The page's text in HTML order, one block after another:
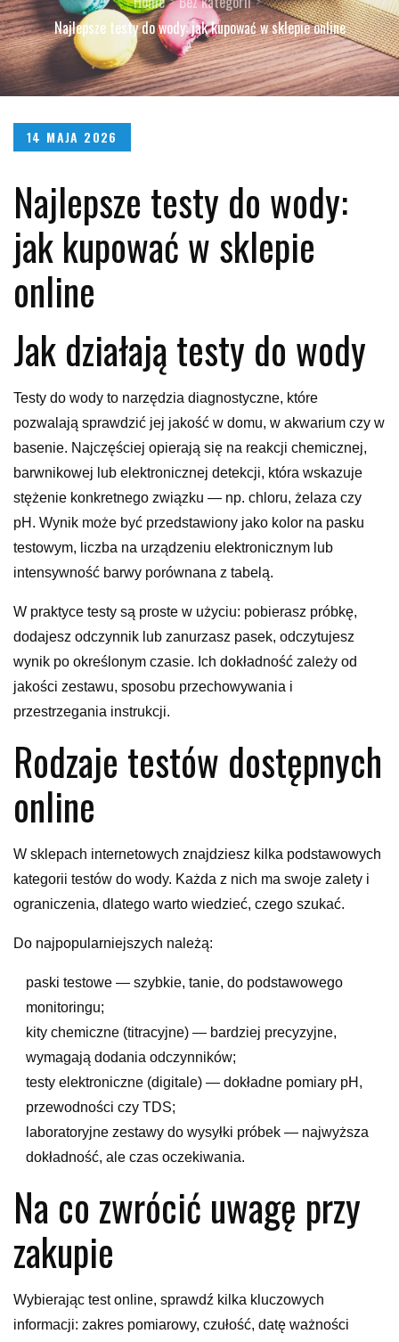
Najlepsze testy do wody: jak kupować w sklepie online
Posted
14 MAJA 2026
Najlepsze testy do wody:
jak kupować w sklepie
online
Jak działają testy do wody
Testy do wody to narzędzia diagnostyczne, które
pozwalają sprawdzić jej jakość w domu, w akwarium czy w
basenie. Najczęściej opierają się na reakcji chemicznej,
barwnikowej lub elektronicznej detekcji, która wskazuje
stężenie konkretnego związku — np. chloru, żelaza czy
pH. Wynik może być przedstawiony jako kolor na pasku
testowym, liczba na urządzeniu elektronicznym lub
intensywność barwy porównana z tabelą.
W praktyce testy są proste w użyciu: pobierasz próbkę,
dodajesz odczynnik lub zanurzasz pasek, odczytujesz
wynik po określonym czasie. Ich dokładność zależy od
jakości zestawu, sposobu przechowywania i
przestrzegania instrukcji.
Rodzaje testów dostępnych
online
W sklepach internetowych znajdziesz kilka podstawowych
kategorii testów do wody. Każda z nich ma swoje zalety i
ograniczenia, dlatego warto wiedzieć, czego szukać.
Do najpopularniejszych należą:
paski testowe — szybkie, tanie, do podstawowego
monitoringu;
kity chemiczne (titracyjne) — bardziej precyzyjne,
wymagają dodania odczynników;
testy elektroniczne (digitale) — dokładne pomiary pH,
przewodności czy TDS;
laboratoryjne zestawy do wysyłki próbek — najwyższa
dokładność, ale czas oczekiwania.
Na co zwrócić uwagę przy
zakupie
Wybierając test online, sprawdź kilka kluczowych
informacji: zakres pomiarowy, czułość, datę ważności